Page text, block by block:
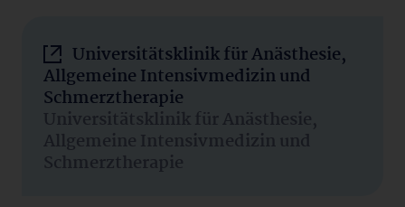
Universitätsklinik für Anästhesie,
Allgemeine Intensivmedizin und
Schmerztherapie
Universitätsklinik für Anästhesie,
Allgemeine Intensivmedizin und
Schmerztherapie